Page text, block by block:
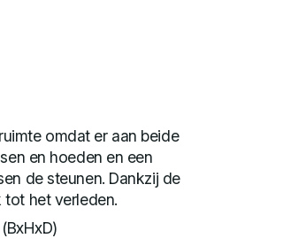
omdat er aan beide
en hoeden en een
de steunen. Dankzij de
het verleden.